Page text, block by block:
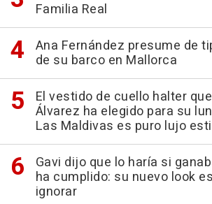
Familia Real
Ana Fernández presume de
de su barco en Mallorca
El vestido de cuello halter
Álvarez ha elegido para su
Las Maldivas es puro lujo
Gavi dijo que lo haría si
ha cumplido: su nuevo look
ignorar